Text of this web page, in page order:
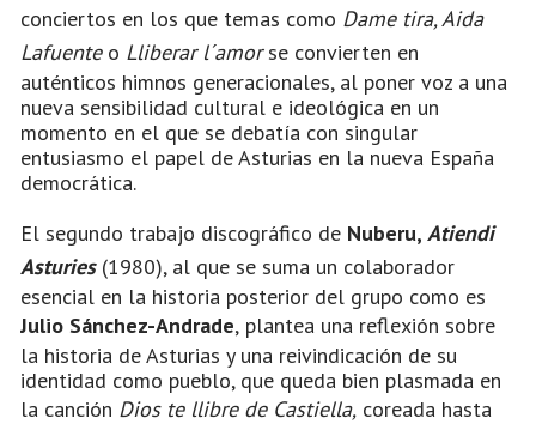
conciertos en los que temas como Dame tira, Aida
Lafuenteo Lliberar l´amorse convierten en
auténticos himnos generacionales, al poner voz a una
nueva sensibilidad cultural e ideológica en un
momento en el que se debatía con singular
entusiasmo el papel de Asturias en la nueva España
democrática.
El segundo trabajo discográfico de Nuberu, Atiendi
Asturies(1980), al que se suma un colaborador
esencial en la historia posterior del grupo como es
Julio Sánchez-Andrade, plantea una reflexión sobre
la historia de Asturias y una reivindicación de su
identidad como pueblo, que queda bien plasmada en
la canción Dios te llibre de Castiella, coreada hasta